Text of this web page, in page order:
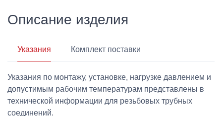
Описание изделия
Указания Комплект поставки
Указания по монтажу, установке, нагрузке давлением и
допустимым рабочим температурам представлены в
технической информации для резьбовых трубных
соединений.